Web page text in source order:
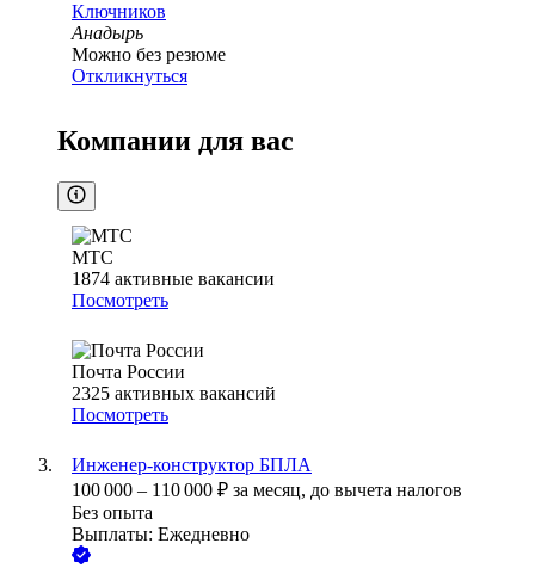
Ключников
Анадырь
Можно без резюме
Откликнуться
Компании для вас
МТС
1874 активные вакансии
Посмотреть
Почта России
2325 активных вакансий
Посмотреть
Инженер-конструктор БПЛА
100 000 – 110 000 ₽ за месяц, до вычета налогов
Без опыта
Выплаты: Ежедневно